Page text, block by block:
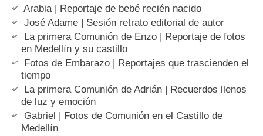
Arabia | Reportaje de bebé recién nacido
José Adame | Sesión retrato editorial de autor
La primera Comunión de Enzo | Reportaje de fotos
en Medellín y su castillo
Fotos de Embarazo | Reportajes que trascienden el
tiempo
La primera Comunión de Adrián | Recuerdos llenos
de luz y emoción
Gabriel | Fotos de Comunión en el Castillo de
Medellín